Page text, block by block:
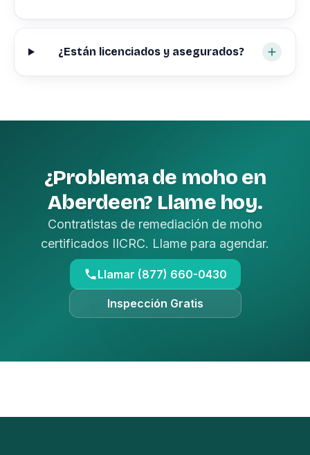
¿Están licenciados y asegurados?
¿Problema de moho en
Aberdeen? Llame hoy.
Contratistas de remediación de moho
certificados IICRC. Llame para agendar.
Llamar (877) 660-0430
Inspección Gratis